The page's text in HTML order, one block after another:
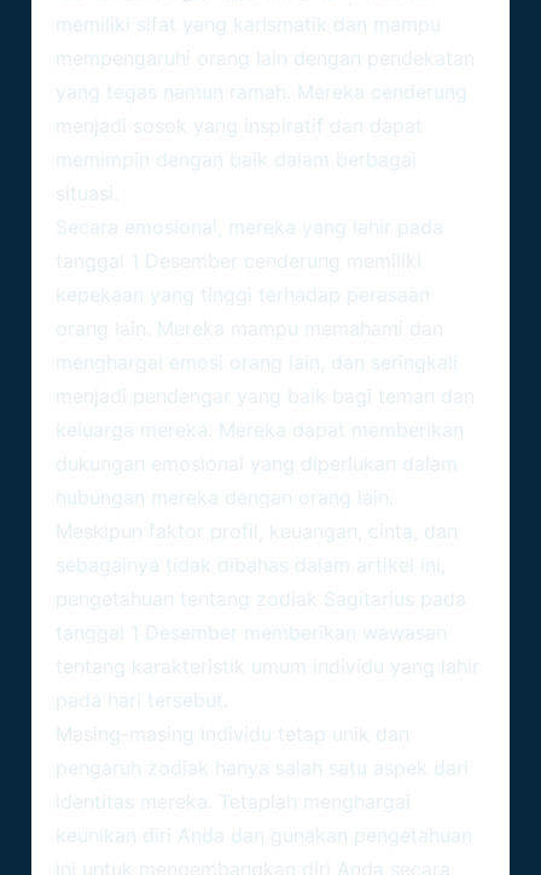
memiliki sifat yang karismatik dan mampu
mempengaruhi orang lain dengan pendekatan
yang tegas namun ramah. Mereka cenderung
menjadi sosok yang inspiratif dan dapat
memimpin dengan baik dalam berbagai
situasi.
Secara emosional, mereka yang lahir pada
tanggal 1 Desember cenderung memiliki
kepekaan yang tinggi terhadap perasaan
orang lain. Mereka mampu memahami dan
menghargai emosi orang lain, dan seringkali
menjadi pendengar yang baik bagi teman dan
keluarga mereka. Mereka dapat memberikan
dukungan emosional yang diperlukan dalam
hubungan mereka dengan orang lain.
Meskipun faktor profil, keuangan, cinta, dan
sebagainya tidak dibahas dalam artikel ini,
pengetahuan tentang zodiak Sagitarius pada
tanggal 1 Desember memberikan wawasan
tentang karakteristik umum individu yang lahir
pada hari tersebut.
Masing-masing individu tetap unik dan
pengaruh zodiak hanya salah satu aspek dari
identitas mereka. Tetaplah menghargai
keunikan diri Anda dan gunakan pengetahuan
ini untuk mengembangkan diri Anda secara